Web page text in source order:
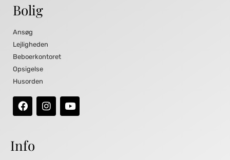
Bolig
Ansøg
Lejligheden
Beboerkontoret
Opsigelse
Husorden
Info